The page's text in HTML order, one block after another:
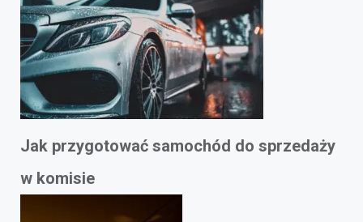
Jak przygotować samochód do sprzedaży
w komisie